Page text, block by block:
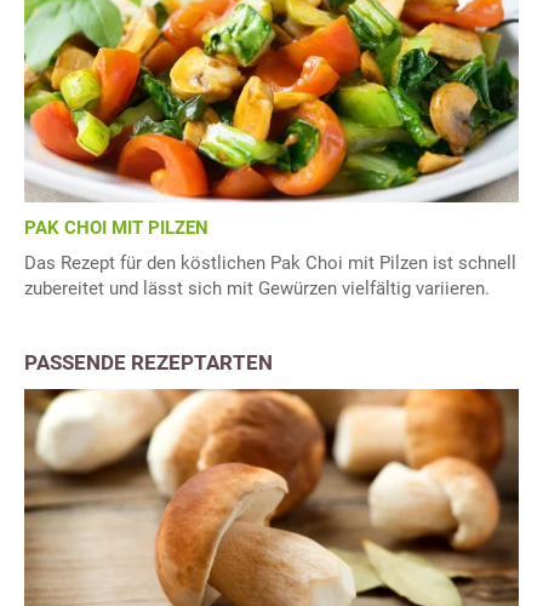
PAK CHOI MIT PILZEN
Das Rezept für den köstlichen Pak Choi mit Pilzen ist schnell
zubereitet und lässt sich mit Gewürzen vielfältig variieren.
PASSENDE REZEPTARTEN